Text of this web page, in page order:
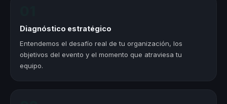
Diagnóstico estratégico
Entendemos el desafío real de tu organización, los
objetivos del evento y el momento que atraviesa tu
equipo.